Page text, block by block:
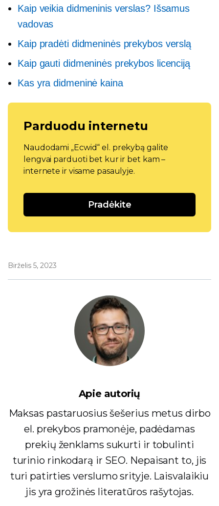
Kaip veikia didmeninis verslas? Išsamus
vadovas
Kaip pradėti didmeninės prekybos verslą
Kaip gauti didmeninės prekybos licenciją
Kas yra didmeninė kaina
Parduodu internetu
Naudodami „Ecwid“ el. prekybą galite
lengvai parduoti bet kur ir bet kam –
internete ir visame pasaulyje.
Pradėkite
Birželis 5, 2023
Apie autorių
Maksas pastaruosius šešerius metus dirbo
el. prekybos pramonėje, padėdamas
prekių ženklams sukurti ir tobulinti
turinio rinkodarą ir SEO. Nepaisant to, jis
turi patirties verslumo srityje. Laisvalaikiu
jis yra grožinės literatūros rašytojas.